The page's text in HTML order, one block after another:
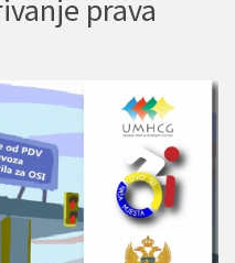
prava